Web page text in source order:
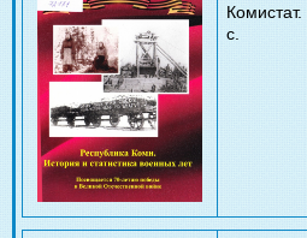
Комистат.
с.